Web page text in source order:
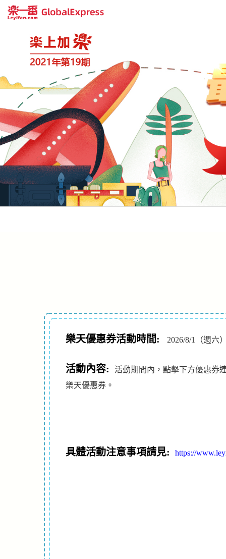
樂天優惠券活動時間: 2026/8/1（週六
活動內容:
活動期間內，點擊下方優惠券
樂天優惠券。
具體活動注意事項請見: https://